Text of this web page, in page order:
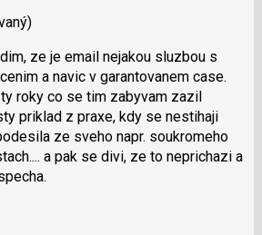
ze je email nejakou sluzbou s
a navic v garantovanem case.
roky co se tim zabyvam zazil
priklad z praxe, kdy se nestihaji
ze sveho napr. soukromeho
a pak se divi, ze to neprichazi a